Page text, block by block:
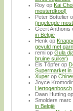
Roy op Kai
mosterdkool)
Peter Bottelier
(ingelegde
Geert Anthonis
in België
Henk op
gevuld met
remi op Gula
bruine suiker)
Els Töpfer op
Supermarket
Xuper op
Joyce
Hertogenbosch
Daan Hutting op
Smolders marc
in België